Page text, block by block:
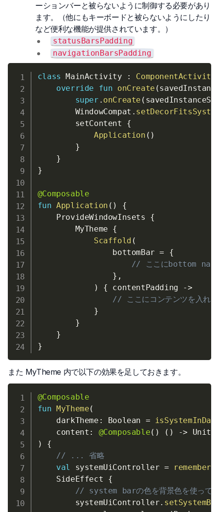
ーションバーと被らないように制御する必要があり
ます。（他にもキーボードと被らないようにしたり
など便利な機能が提供されています。）
statusBarsPadding
navigationBarsPadding
class MainActivity : ComponentActivity
override
fun onCreate (
super . onCreate (
        WindowCompat
.
        setContent
{
Application ( )
}
}
}
@Composable
fun Application ( )
{
    ProvideWindowInsets
{
        MyTheme
{
Scaffold (
                bottomBar
=
{
// ここにbottom
} ,
)
{ contentPadding ->
// ここにコンテンツを入れる
}
}
}
}
また MyTheme 内で以下の効果を足しておきます。
@Composable
fun
MyTheme(
    darkTheme
: Boolean =
    content
: @Composable( ) ( ) ->
)
{
// ... 省略
val
systemUiController =
    SideEffect
{
// system barの色を背景色を使ってう
        systemUiController
.